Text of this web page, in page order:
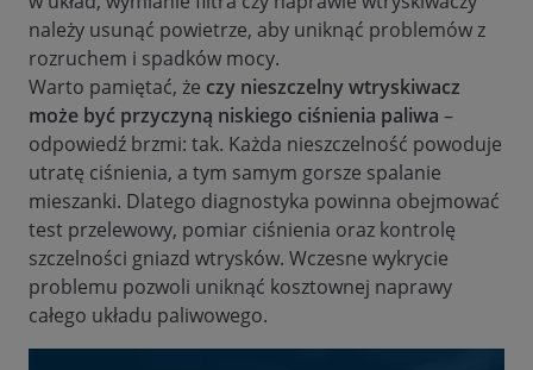
należy usunąć powietrze, aby uniknąć problemów z
rozruchem i spadków mocy.
Warto pamiętać, że czy nieszczelny wtryskiwacz
może być przyczyną niskiego ciśnienia paliwa –
odpowiedź brzmi: tak. Każda nieszczelność powoduje
utratę ciśnienia, a tym samym gorsze spalanie
mieszanki. Dlatego diagnostyka powinna obejmować
test przelewowy, pomiar ciśnienia oraz kontrolę
szczelności gniazd wtrysków. Wczesne wykrycie
problemu pozwoli uniknąć kosztownej naprawy
całego układu paliwowego.